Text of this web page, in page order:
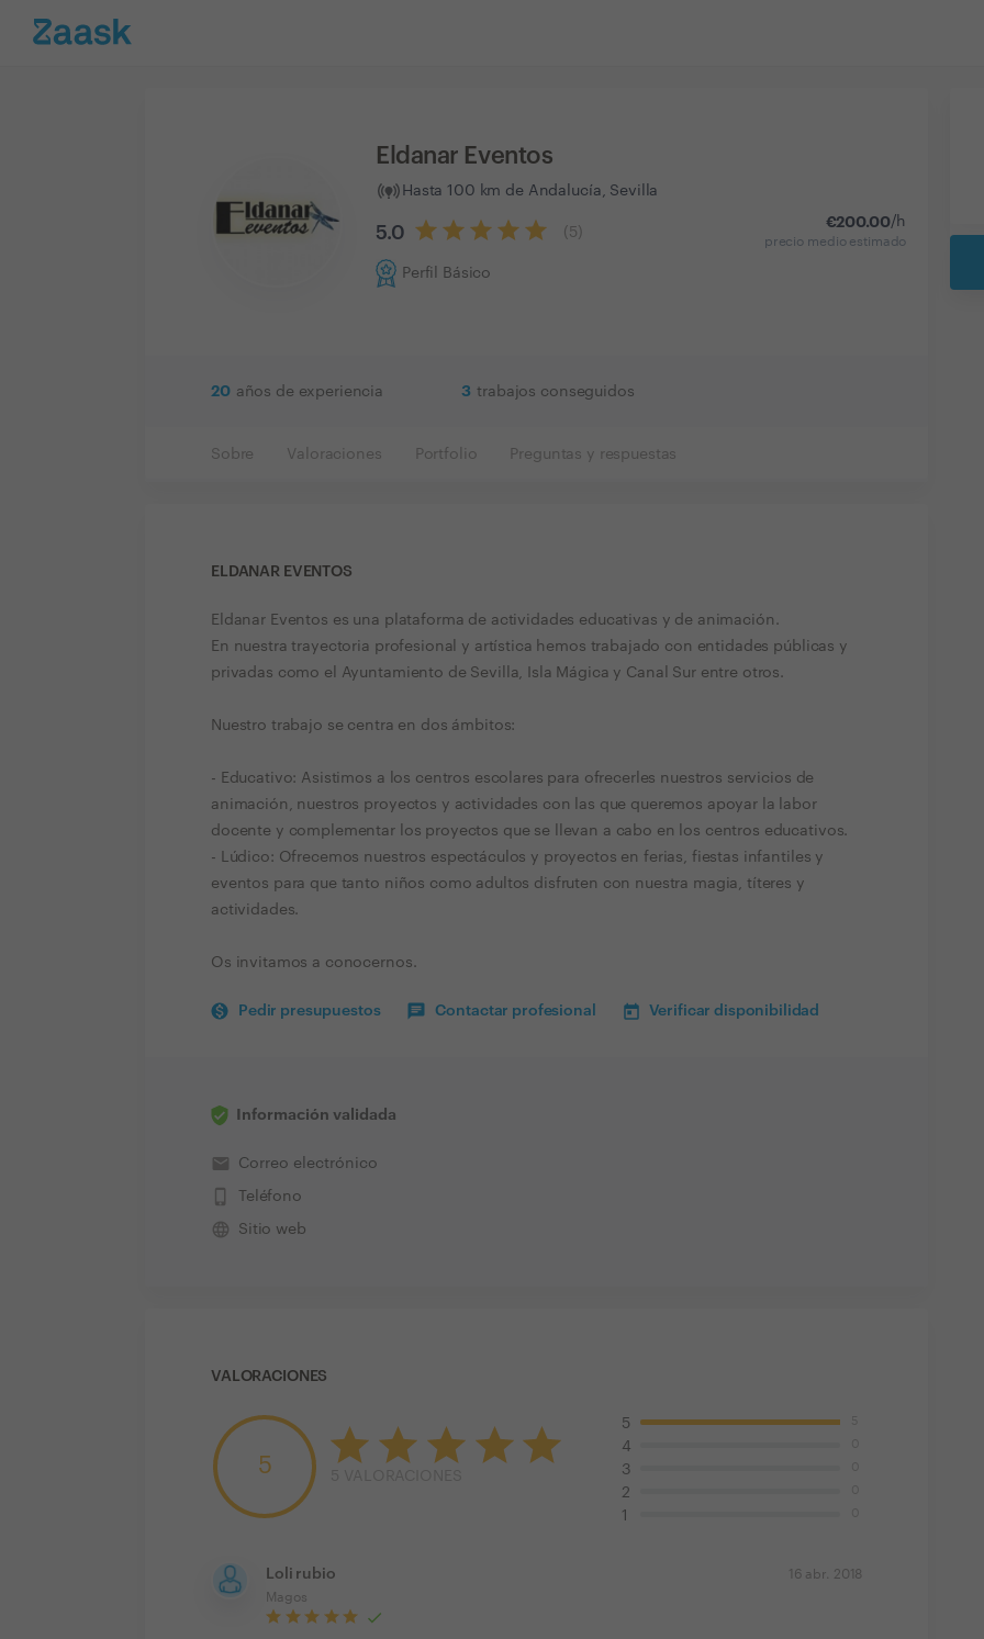
Eldanar Eventos
Hasta 100 km de Andalucía, Sevilla
5.0 ( 5
Perfil Básico
€200.00/h
precio medio estimado
20 años de experiencia 3 trabajos conseguidos
Sobre Valoraciones Portfolio Preguntas y respuestas
ELDANAR EVENTOS
Eldanar Eventos es una plataforma de actividades educativas y de animación.
En nuestra trayectoria profesional y artística hemos trabajado con entidades públicas y
privadas como el Ayuntamiento de Sevilla, Isla Mágica y Canal Sur entre otros.
Nuestro trabajo se centra en dos ámbitos:
- Educativo: Asistimos a los centros escolares para ofrecerles nuestros servicios de
animación, nuestros proyectos y actividades con las que queremos apoyar la labor
docente y complementar los proyectos que se llevan a cabo en los centros educativos.
- Lúdico: Ofrecemos nuestros espectáculos y proyectos en ferias, fiestas infantiles y
eventos para que tanto niños como adultos disfruten con nuestra magia, títeres y
actividades.
Os invitamos a conocernos.
Pedir presupuestos Contactar profesional Verificar disponibilidad
Información validada
email Correo electrónico
phone_iphone Teléfono
language Sitio web
VALORACIONES
5
5
4
3
2
1
Loli rubio
Magos
16 abr. 2018